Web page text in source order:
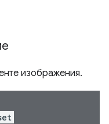
изображения.